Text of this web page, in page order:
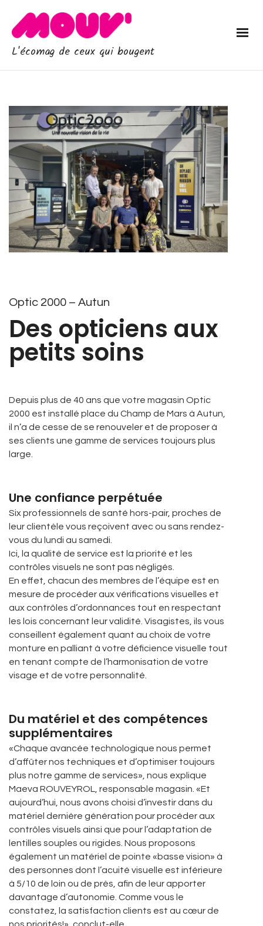
L'écomag de ceux qui bougent
Optic 2000 – Autun
Des opticiens aux
petits soins
Depuis plus de 40 ans que votre magasin Optic
2000 est installé place du Champ de Mars à Autun,
il n’a de cesse de se renouveler et de proposer à
ses clients une gamme de services toujours plus
large.
Une confiance perpétuée
Six professionnels de santé hors-pair, proches de
leur clientèle vous reçoivent avec ou sans rendez-
vous du lundi au samedi.
Ici, la qualité de service est la priorité et les
contrôles visuels ne sont pas négligés.
En effet, chacun des membres de l’équipe est en
mesure de procéder aux vérifications visuelles et
aux contrôles d’ordonnances tout en respectant
les lois concernant leur validité. Visagistes, ils vous
conseillent également quant au choix de votre
monture en palliant à votre déficience visuelle tout
en tenant compte de l’harmonisation de votre
visage et de votre personnalité.
Du matériel et des compétences
supplémentaires
«Chaque avancée technologique nous permet
d’affûter nos techniques et d’optimiser toujours
plus notre gamme de services», nous explique
Maeva ROUVEYROL, responsable magasin. «Et
aujourd’hui, nous avons choisi d’investir dans du
matériel dernière génération pour procéder aux
contrôles visuels ainsi que pour l’adaptation de
lentilles souples ou rigides. Nous proposons
également un matériel de pointe «basse vision» à
des personnes dont l’acuité visuelle est inférieure
à 5/10 de loin ou de près, afin de leur apporter
davantage d’autonomie. Comme vous le
constatez, la satisfaction clients est au cœur de
nos priorités!», conclut-elle.